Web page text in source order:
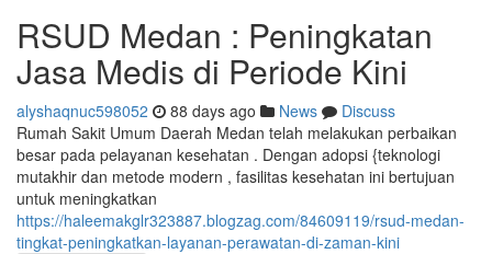
RSUD Medan : Peningkatan
Jasa Medis di Periode Kini
alyshaqnuc598052 88 days ago News
Discuss
Rumah Sakit Umum Daerah Medan telah melakukan perbaikan
besar pada pelayanan kesehatan . Dengan adopsi {teknologi
mutakhir dan metode modern , fasilitas kesehatan ini bertujuan
untuk meningkatkan
https://haleemakglr323887.blogzag.com/84609119/rsud-medan-
tingkat-peningkatkan-layanan-perawatan-di-zaman-kini